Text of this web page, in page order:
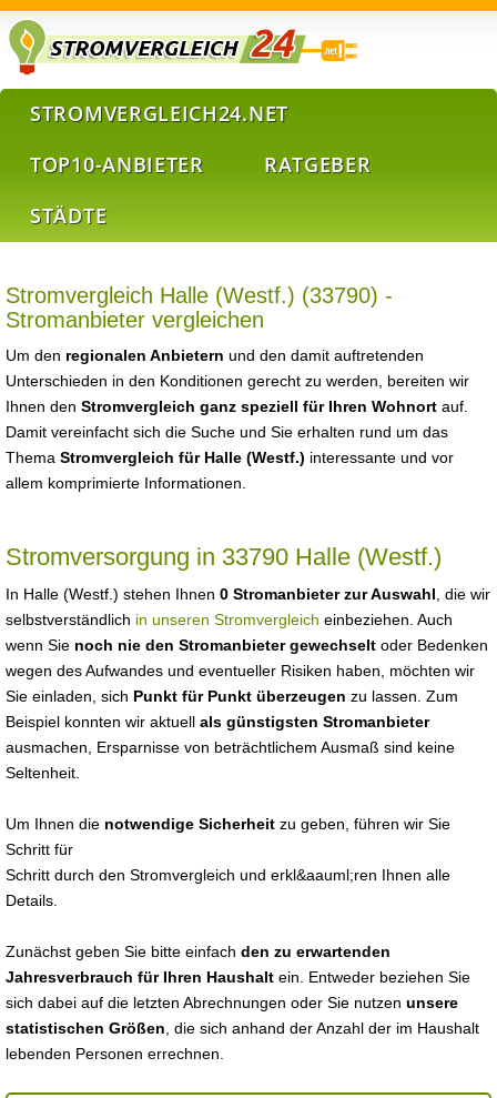
STROMVERGLEICH24.NET
TOP10-ANBIETER
RATGEBER
STÄDTE
Stromvergleich Halle (Westf.) (33790) -
Stromanbieter vergleichen
Um den regionalen Anbietern und den damit auftretenden
Unterschieden in den Konditionen gerecht zu werden, bereiten wir
Ihnen den Stromvergleich ganz speziell für Ihren Wohnort auf.
Damit vereinfacht sich die Suche und Sie erhalten rund um das
Thema Stromvergleich für Halle (Westf.) interessante und vor
allem komprimierte Informationen.
Stromversorgung in 33790 Halle (Westf.)
In Halle (Westf.) stehen Ihnen 0 Stromanbieter zur Auswahl , die wir
selbstverständlich in unseren Stromvergleich einbeziehen. Auch
wenn Sie noch nie den Stromanbieter gewechselt oder Bedenken
wegen des Aufwandes und eventueller Risiken haben, möchten wir
Sie einladen, sich Punkt für Punkt überzeugen zu lassen. Zum
Beispiel konnten wir aktuell als günstigsten Stromanbieter
ausmachen, Ersparnisse von beträchtlichem Ausmaß sind keine
Seltenheit.
Um Ihnen die notwendige Sicherheit zu geben, führen wir Sie
Schritt für
Schritt durch den Stromvergleich und erkl&aauml;ren Ihnen alle
Details.
Zunächst geben Sie bitte einfach den zu erwartenden
Jahresverbrauch für Ihren Haushalt ein. Entweder beziehen Sie
sich dabei auf die letzten Abrechnungen oder Sie nutzen unsere
statistischen Größen , die sich anhand der Anzahl der im Haushalt
lebenden Personen errechnen.